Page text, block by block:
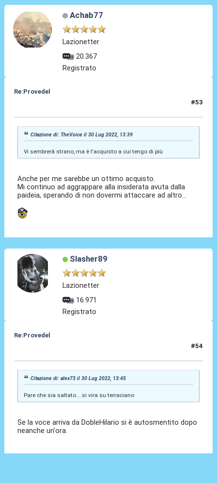
Achab77
Lazionetter
20.367
Registrato
Re:Provedel
#53
Citazione di: TheVoice il 30 Lug 2022, 13:39
Vi sembrerà strano, ma è l'acquisto a cui tengo di più
Anche per me sarebbe un ottimo acquisto.
Mi continuo ad aggrappare alla insiderata avuta dalla
paideia, sperando di non dovermi attaccare ad altro...
Slasher89
Lazionetter
16.971
Registrato
Re:Provedel
#54
Citazione di: alex73 il 30 Lug 2022, 13:45
Pare che sia saltato....si vira su terraciano
Se la voce arriva da DobleHilario si è autosmentito dopo
neanche un'ora.